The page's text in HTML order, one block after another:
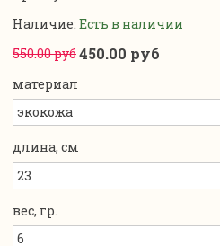
Наличие: Есть в наличии
550.00 руб450.00 руб
материал
длина, см
вес, гр.